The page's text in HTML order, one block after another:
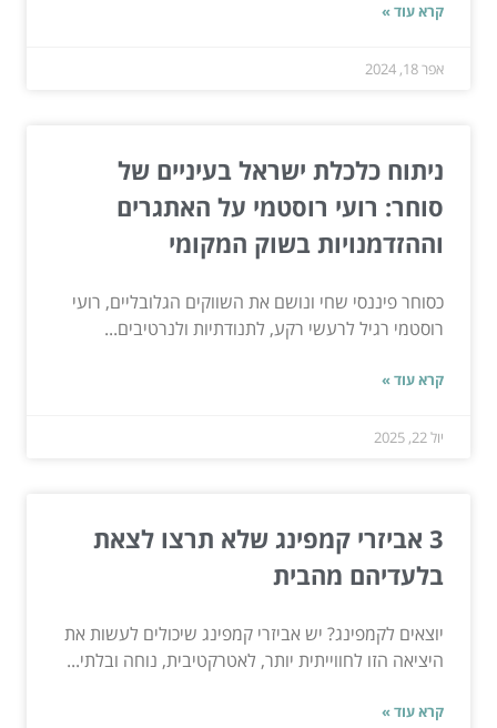
קרא עוד »
אפר 18, 2024
ניתוח כלכלת ישראל בעיניים של
סוחר: רועי רוסטמי על האתגרים
וההזדמנויות בשוק המקומי
כסוחר פיננסי שחי ונושם את השווקים הגלובליים, רועי
רוסטמי רגיל לרעשי רקע, לתנודתיות ולנרטיבים...
קרא עוד »
יול 22, 2025
3 אביזרי קמפינג שלא תרצו לצאת
בלעדיהם מהבית
יוצאים לקמפינג? יש אביזרי קמפינג שיכולים לעשות את
היציאה הזו לחווייתית יותר, לאטרקטיבית, נוחה ובלתי...
קרא עוד »